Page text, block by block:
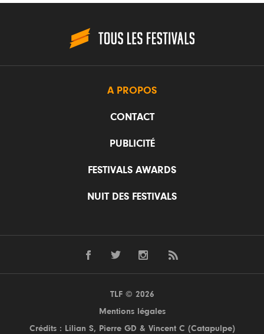
A PROPOS
CONTACT
PUBLICITÉ
FESTIVALS AWARDS
NUIT DES FESTIVALS
TLF © 2026
Mentions légales
Crédits : Lilian S, Pierre GD & Vincent C (Catapulpe)